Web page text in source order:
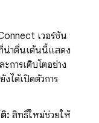
เวอร์ชัน
น่าตื่นเต้นนี้แสดง
การเติบโตอย่าง
ได้เปิดตัวการ
: สิทธิ์ใหม่ช่วยให้